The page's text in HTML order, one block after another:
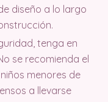
diseño a lo largo
tenga en
se recomienda el
menores de
a llevarse